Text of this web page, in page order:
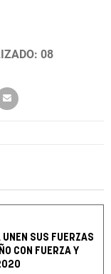
08
SUS FUERZAS
CON FUERZA Y